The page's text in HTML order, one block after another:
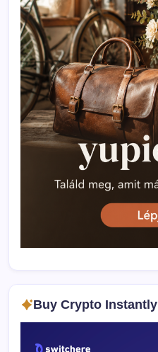
Buy Crypto Instantly